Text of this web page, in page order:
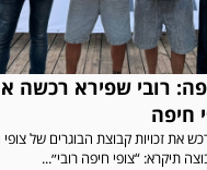
רובי שפירא רכשה
חיפה
את זכויות קבוצת הבוגרים של
תיקרא: “צופי חיפה רובי״...